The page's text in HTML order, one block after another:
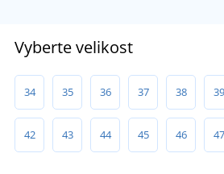
Vyberte velikost
34 35 36 37 38 39
42 43 44 45 46 47